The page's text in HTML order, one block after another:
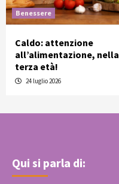
Benessere
Caldo: attenzione
all’alimentazione, nella
terza età!
24 luglio 2026
Qui si parla di: